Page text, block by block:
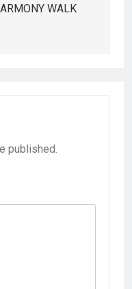
WALK
published.